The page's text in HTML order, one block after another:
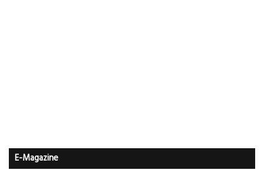
E-Magazine